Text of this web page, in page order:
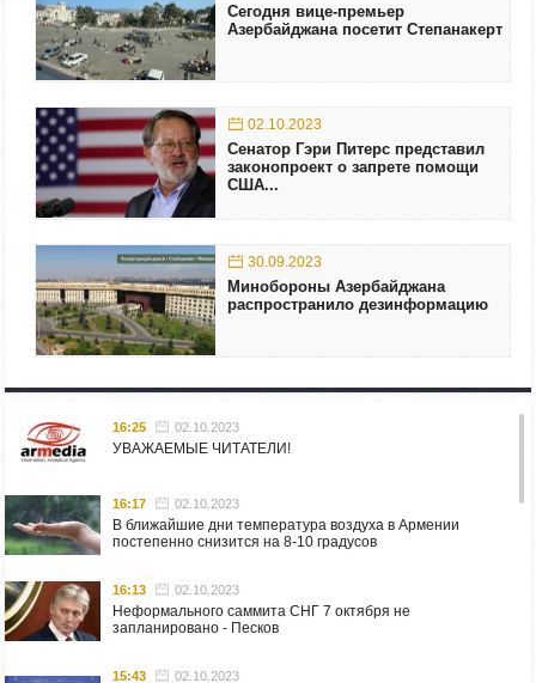
Сегодня вице-премьер
Азербайджана посетит Степанакерт
02.10.2023
Сенатор Гэри Питерс представил
законопроект о запрете помощи
США...
30.09.2023
Минобороны Азербайджана
распространило дезинформацию
16:25 02.10.2023
УВАЖАЕМЫЕ ЧИТАТЕЛИ!
16:17 02.10.2023
В ближайшие дни температура воздуха в Армении
постепенно снизится на 8-10 градусов
16:13 02.10.2023
Неформального саммита СНГ 7 октября не
запланировано - Песков
15:43 02.10.2023